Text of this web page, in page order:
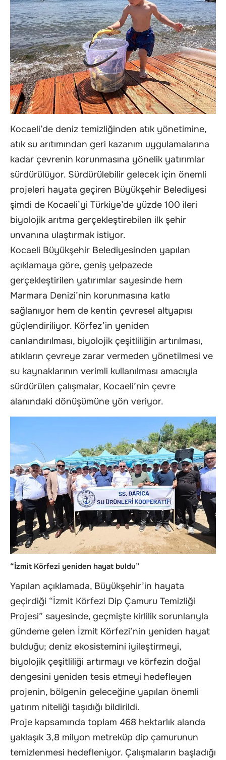
Kocaeli’de deniz temizliğinden atık yönetimine,
atık su arıtımından geri kazanım uygulamalarına
kadar çevrenin korunmasına yönelik yatırımlar
sürdürülüyor. Sürdürülebilir gelecek için önemli
projeleri hayata geçiren Büyükşehir Belediyesi
şimdi de Kocaeli’yi Türkiye’de yüzde 100 ileri
biyolojik arıtma gerçekleştirebilen ilk şehir
unvanına ulaştırmak istiyor.
Kocaeli Büyükşehir Belediyesinden yapılan
açıklamaya göre, geniş yelpazede
gerçekleştirilen yatırımlar sayesinde hem
Marmara Denizi’nin korunmasına katkı
sağlanıyor hem de kentin çevresel altyapısı
güçlendiriliyor. Körfez’in yeniden
canlandırılması, biyolojik çeşitliliğin artırılması,
atıkların çevreye zarar vermeden yönetilmesi ve
su kaynaklarının verimli kullanılması amacıyla
sürdürülen çalışmalar, Kocaeli’nin çevre
alanındaki dönüşümüne yön veriyor.
“İzmit Körfezi yeniden hayat buldu”
Yapılan açıklamada, Büyükşehir’in hayata
geçirdiği “İzmit Körfezi Dip Çamuru Temizliği
Projesi” sayesinde, geçmişte kirlilik sorunlarıyla
gündeme gelen İzmit Körfezi’nin yeniden hayat
bulduğu; deniz ekosistemini iyileştirmeyi,
biyolojik çeşitliliği artırmayı ve körfezin doğal
dengesini yeniden tesis etmeyi hedefleyen
projenin, bölgenin geleceğine yapılan önemli
yatırım niteliği taşıdığı bildirildi.
Proje kapsamında toplam 468 hektarlık alanda
yaklaşık 3,8 milyon metreküp dip çamurunun
temizlenmesi hedefleniyor. Çalışmaların başladığı